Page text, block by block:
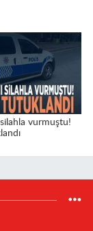
silahla vurmuştu!